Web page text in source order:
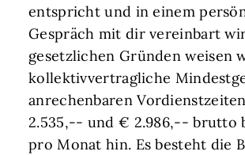
entspricht und in einem
Gespräch mit dir vereinbart
gesetzlichen Gründen weisen
kollektivvertragliche
anrechenbaren
2.535,-- und € 2.986,-- brutto
pro Monat hin. Es besteht die